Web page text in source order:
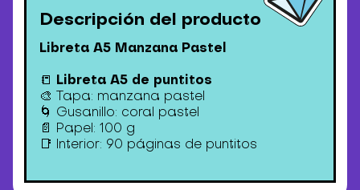
Descripción del producto
Libreta A5 Manzana Pastel
📒 Libreta A5 de puntitos
🎨 Tapa: manzana pastel
🌀 Gusanillo: coral pastel
📄 Papel: 100 g
📑 Interior: 90 páginas de puntitos